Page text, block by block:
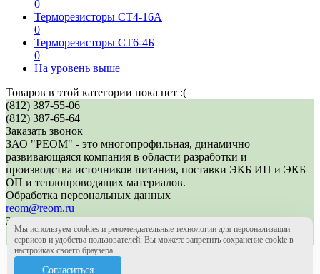
0
Терморезисторы СТ4-16А
0
Терморезисторы СТ6-4Б
0
На уровень выше
Товаров в этой категории пока нет :(
(812) 387-55-06
(812) 387-65-64
Заказать звонок
ЗАО "РЕОМ" - это многопрофильная, динамично
развивающаяся компания в области разработки и
производства источников питания, поставки ЭКБ ИП и ЭКБ
ОП и теплопроводящих материалов.
Обработка персональных данных
reom@reom.ru
ЗАО "РЕОМ" основано в 2004 году
Создание сайта - интернет-агентство Волекс
(812) 387-55-06
(812) 387-65-64
Мы используем cookies и рекомендательные технологии для персонализации
сервисов и удобства пользователей. Вы можете запретить сохранение cookie в
настройках своего браузера.
Согласиться